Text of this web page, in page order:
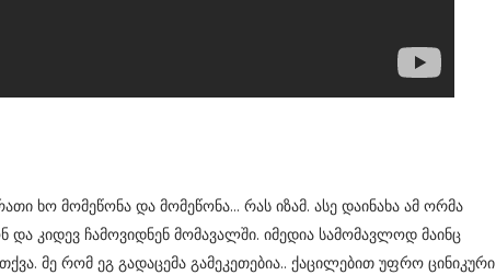
ხო მომეწონა და მომეწონა... რას იზამ. ასე დაინახა ამ ორმა
და კიდევ ჩამოვიდნენ მომავალში. იმედია სამომავლოდ მაინც
მე რომ ეგ გადაცემა გამეკეთებია.. ქაცილებით უფრო ცინიკური